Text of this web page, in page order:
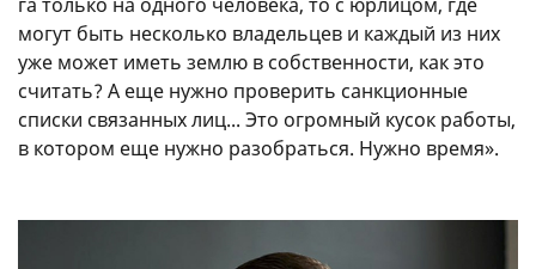
могут быть несколько владельцев и каждый из них
уже может иметь землю в собственности, как это
считать? А еще нужно проверить санкционные
списки связанных лиц... Это огромный кусок работы,
в котором еще нужно разобраться. Нужно время».